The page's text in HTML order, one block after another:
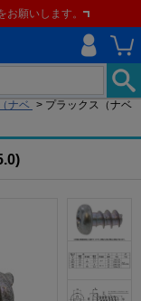
願いします。
ナベ > プラックス（ナベ